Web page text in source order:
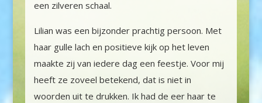
een zilveren schaal.
Lilian was een bijzonder prachtig persoon. Met
haar gulle lach en positieve kijk op het leven
maakte zij van iedere dag een feestje. Voor mij
heeft ze zoveel betekend, dat is niet in
woorden uit te drukken. Ik had de eer haar te